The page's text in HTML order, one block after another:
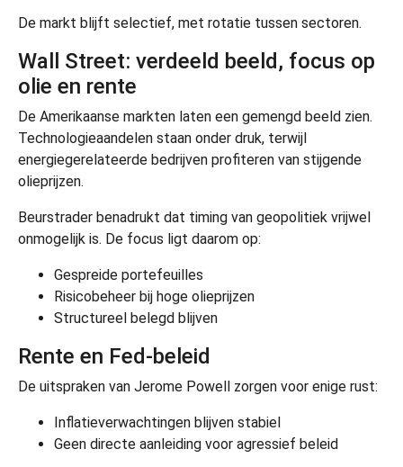
De markt blijft selectief, met rotatie tussen sectoren.
Wall Street: verdeeld beeld, focus op
olie en rente
De Amerikaanse markten laten een gemengd beeld zien.
Technologieaandelen staan onder druk, terwijl
energiegerelateerde bedrijven profiteren van stijgende
olieprijzen.
Beurstrader benadrukt dat timing van geopolitiek vrijwel
onmogelijk is. De focus ligt daarom op:
Gespreide portefeuilles
Risicobeheer bij hoge olieprijzen
Structureel belegd blijven
Rente en Fed-beleid
De uitspraken van Jerome Powell zorgen voor enige rust:
Inflatieverwachtingen blijven stabiel
Geen directe aanleiding voor agressief beleid